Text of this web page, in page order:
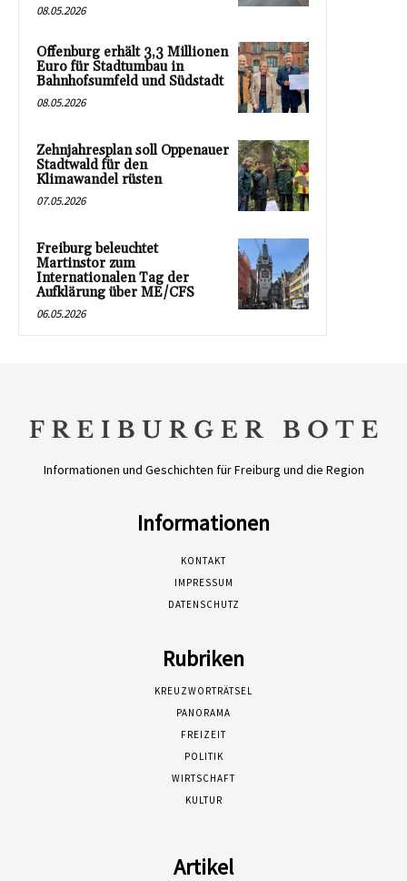
08.05.2026
Offenburg erhält 3,3 Millionen
Euro für Stadtumbau in
Bahnhofsumfeld und Südstadt
08.05.2026
Zehnjahresplan soll Oppenauer
Stadtwald für den
Klimawandel rüsten
07.05.2026
Freiburg beleuchtet
Martinstor zum
Internationalen Tag der
Aufklärung über ME/CFS
06.05.2026
Informationen und Geschichten für Freiburg und die Region
Informationen
KONTAKT
IMPRESSUM
DATENSCHUTZ
Rubriken
KREUZWORTRÄTSEL
PANORAMA
FREIZEIT
POLITIK
WIRTSCHAFT
KULTUR
Artikel